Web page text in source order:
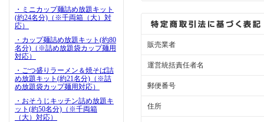
・ミニカップ麺詰め放題キット
(約24名分)（※千両箱（大）対
応）
・カップ麺詰め放題キット(約80
名分)（※詰め放題袋カップ麺用
対応）
・ごつ盛りラーメン＆焼そば詰
め放題キット(約21名分)（※詰
め放題袋カップ麺用対応）
・おそうじキッチン詰め放題キ
ット(約50名分)（※千両箱
（大）対応）
販売業者
運営統括責任者名
郵便番号
住所